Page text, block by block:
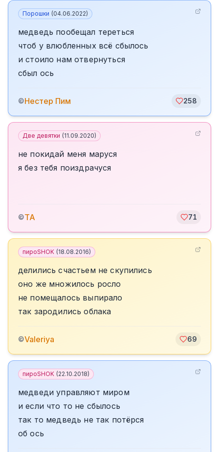
Порошки (04.06.2022)
медведь пообещал тереться
чтоб у влюбленных всё сбылось
и стоило нам отвернуться
сбыл ось
©️Нестер Пим 258
Две девятки (11.09.2020)
не покидай меня маруся
я без тебя поиздрачуся
©TA 71
пироSHOK (18.08.2016)
делились счастьем не скупились
оно же множилось росло
не помещалось выпирало
так зародились облака
©Valeriya 69
пироSHOK (22.10.2018)
медведи управляют миром
и если что то не сбылось
так то медведь не так потёрся
об ось